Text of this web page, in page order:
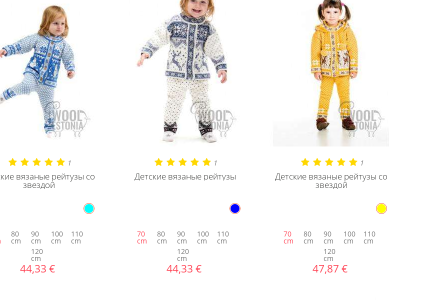
1
вязаные рейтузы со
звездой
80
cm
90
cm
100
cm
110
cm
120
cm
44,33 €
1
Детские вязаные рейтузы
70
cm
80
cm
90
cm
100
cm
110
cm
120
cm
44,33 €
1
Детские вязаные рейтузы со
звездой
70
cm
80
cm
90
cm
100
cm
110
cm
120
cm
47,87 €